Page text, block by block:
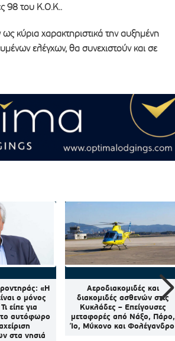
98 του Κ.Ο.Κ..
κύρια χαρακτηριστικά την αυξημένη
ελέγχων, θα συνεχιστούν και σε
«Η
ο μόνος
είπε για
αυτόφωρο
στα νησιά
Αεροδιακομιδές και
διακομιδές ασθενών στις
Κυκλάδες – Επείγουσες
μεταφορές από Νάξο, Πάρο,
Ίο, Μύκονο και Φολέγανδρο